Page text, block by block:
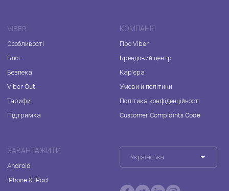
VIBER
Особливості
Блог
Безпека
Viber Out
Тарифи
Підтримка
КОМПАНІЯ
Про Viber
Брендовий центр
Кар'єра
Умови й політики
Політика конфіденційності
Customer Complaints Code
ЗАВАНТАЖИТИ
Android
iPhone & iPad
Українська